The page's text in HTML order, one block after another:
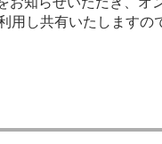
用し共有いたしますの